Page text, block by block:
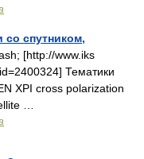
со спутником,
[http://www.iks
Тематики
XPI cross polarization
…